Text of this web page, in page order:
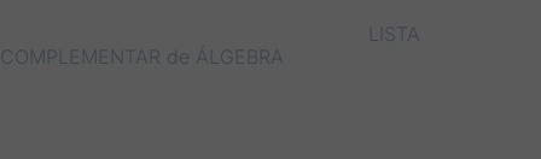
LISTA
COMPLEMENTAR de ÁLGEBRA